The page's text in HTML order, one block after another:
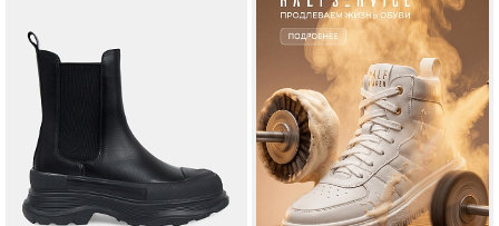
Акции / Новости
Адреса магазинов